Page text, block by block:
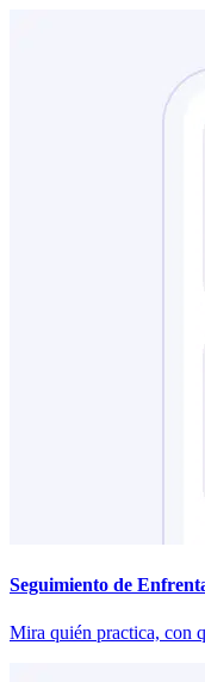
Seguimiento de
Mira quién practica, con